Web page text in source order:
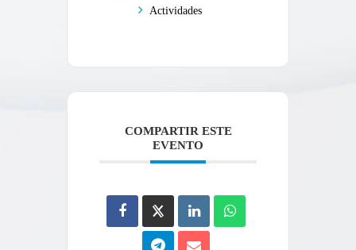
Actividades
COMPARTIR ESTE
EVENTO